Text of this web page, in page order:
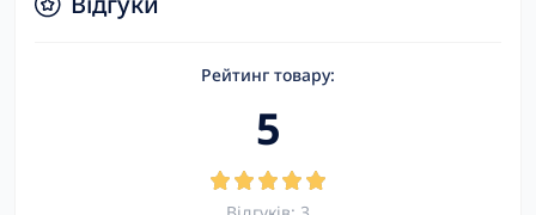
Рейтинг товару:
5